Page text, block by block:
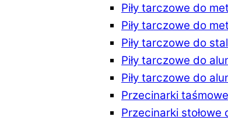
Piły tarczowe do
Piły tarczowe do
Piły tarczowe do
Piły tarczowe do
Piły tarczowe do
Przecinarki
Przecinarki stołowe